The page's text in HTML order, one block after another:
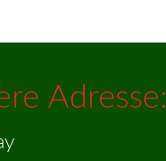
Adresse: